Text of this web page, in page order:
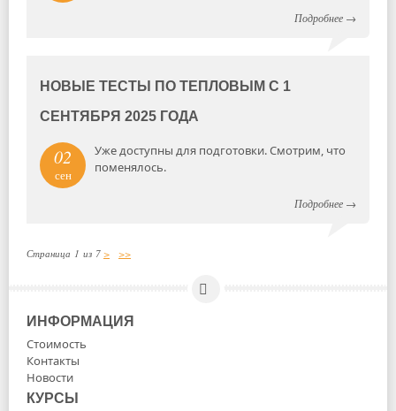
Подробнее →
НОВЫЕ ТЕСТЫ ПО ТЕПЛОВЫМ С 1
СЕНТЯБРЯ 2025 ГОДА
02
сен
Уже доступны для подготовки. Смотрим, что
поменялось.
Подробнее →
Страница 1 из 7 > >>
ИНФОРМАЦИЯ
Стоимость
Контакты
Новости
КУРСЫ